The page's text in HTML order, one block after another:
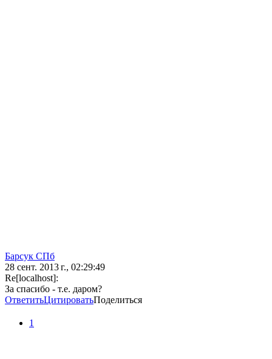
Барсук СПб
28 сент. 2013 г., 02:29:49
Re[localhost]:
За спасибо - т.е. даром?
ОтветитьЦитироватьПоделиться
1